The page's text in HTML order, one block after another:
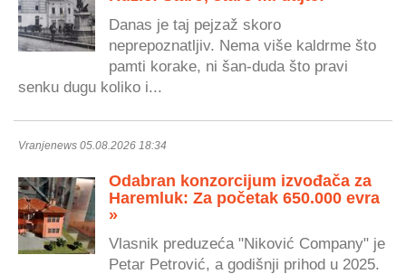
Danas je taj pejzaž skoro
neprepoznatljiv. Nema više kaldrme što
pamti korake, ni šan-duda što pravi
senku dugu koliko i...
Vranjenews 05.08.2026 18:34
Odabran konzorcijum izvođača za
Haremluk: Za početak 650.000 evra
»
Vlasnik preduzeća "Niković Company" je
Petar Petrović, a godišnji prihod u 2025.